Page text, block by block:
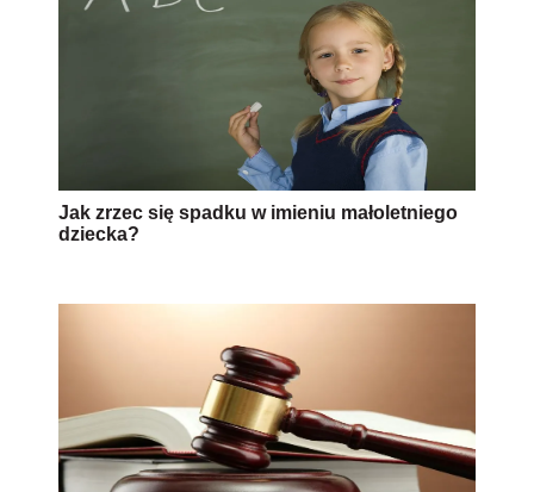
Jak zrzec się spadku w imieniu małoletniego
dziecka?